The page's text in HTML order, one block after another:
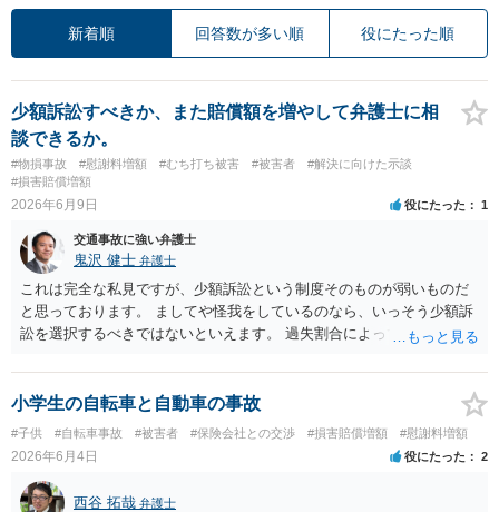
新着順 回答数が多い順 役にたった順
少額訴訟すべきか、また賠償額を増やして弁護士に相
談できるか。
#物損事故 #慰謝料増額 #むち打ち被害 #被害者
#解決に向けた示談
#損害賠償増額
2026年6月9日 役にたった 1
交通事故に強い弁護士
鬼沢 健士 弁護士
これは完全な私見ですが、少額訴訟という制度そのものが弱いものだ
と思っております。 ましてや怪我をしているのなら、いっそう少額訴
訟を選択するべきではないといえます。 過失割合によって請求金額が
た方が良いでしょう。
小学生の自転車と自動車の事故
#子供 #自転車事故 #被害者 #保険会社との交渉 #損害賠償増額 #慰謝料増額
2026年6月4日 役にたった 2
西谷 拓哉 弁護士